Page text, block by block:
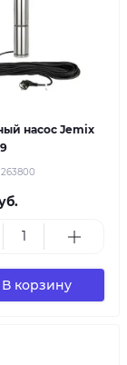
насос Jemix
263800
В корзину